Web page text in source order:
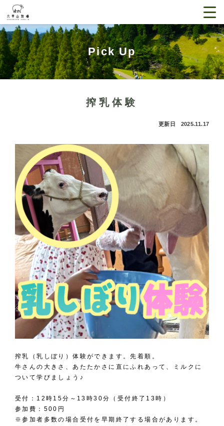
Pick Up
搾乳体験
更新日 2025.11.17
搾乳（乳しぼり）体験ができます。先着順。
牛さんの大きさ、あたたかさに直にふれあって、ミルクに
ついて学びましょう♪
受付：12時15分～13時30分（受付終了13時）
参加費：500円
※参加者多数の場合受付を早期終了する場合があります。